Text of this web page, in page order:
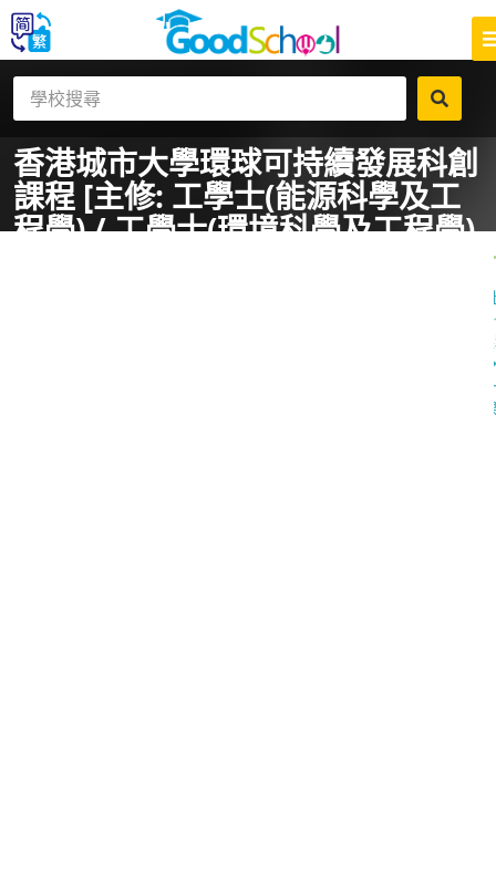
香港城市大學環球可持續發展科創
課程 [主修: 工學士(能源科學及工
程學) / 工學士(環境科學及工程學)